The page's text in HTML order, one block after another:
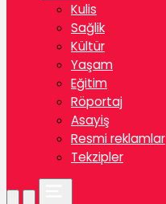
Kulis
Sağlik
Kültür
Yaşam
Eğitim
Röportaj
Asayiş
Resmi reklamlar
Tekzipler